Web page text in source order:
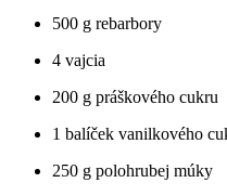
500 g rebarbory
4 vajcia
200 g práškového cukru
1 balíček vanilkového
250 g polohrubej múky